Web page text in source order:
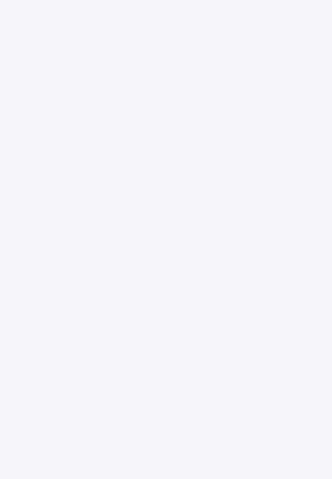
radius:3px; -moz-border-
border:none;